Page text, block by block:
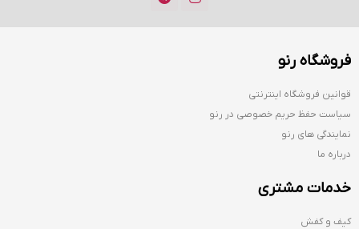
فروشگاه رنو
قوانین فروشگاه اینترنتی
سیاست حفظ حریم خصوصی در رنو
نمایندگی های رنو
درباره ما
خدمات مشتری
کیف و کفش